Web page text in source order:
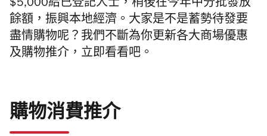
$5,000給已登記人士，稍後在今年中分批發放
餘額，振興本地經濟。大家是不是蓄勢待發要
盡情購物呢？我們不斷為你更新各大商場優惠
及購物推介，立即看看吧。
購物消費推介